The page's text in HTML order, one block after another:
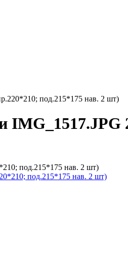
под.215*175 нав. 2 шт)
под.215*175 нав. 2 шт)